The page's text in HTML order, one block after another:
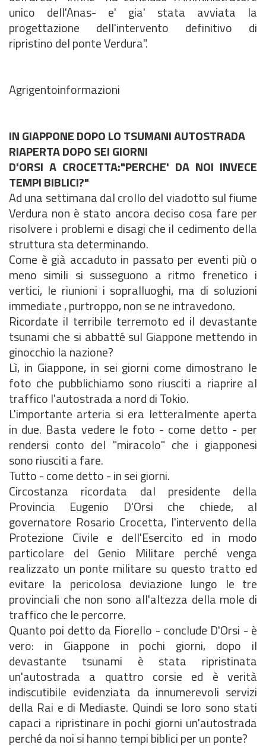
unico dell'Anas- e' gia' stata avviata la
progettazione dell'intervento definitivo di
ripristino del ponte Verdura".
Agrigentoinformazioni
IN GIAPPONE DOPO LO TSUMANI AUTOSTRADA
RIAPERTA DOPO SEI GIORNI
D'ORSI A CROCETTA:"PERCHE' DA NOI INVECE
TEMPI BIBLICI?"
Ad una settimana dal crollo del viadotto sul fiume
Verdura non è stato ancora deciso cosa fare per
risolvere i problemi e disagi che il cedimento della
struttura sta determinando.
Come è già accaduto in passato per eventi più o
meno simili si susseguono a ritmo frenetico i
vertici, le riunioni i sopralluoghi, ma di soluzioni
immediate , purtroppo, non se ne intravedono.
Ricordate il terribile terremoto ed il devastante
tsunami che si abbatté sul Giappone mettendo in
ginocchio la nazione?
Lì, in Giappone, in sei giorni come dimostrano le
foto che pubblichiamo sono riusciti a riaprire al
traffico l'autostrada a nord di Tokio.
L'importante arteria si era letteralmente aperta
in due. Basta vedere le foto - come detto - per
rendersi conto del "miracolo" che i giapponesi
sono riusciti a fare.
Tutto - come detto - in sei giorni.
Circostanza ricordata dal presidente della
Provincia Eugenio D'Orsi che chiede, al
governatore Rosario Crocetta, l'intervento della
Protezione Civile e dell'Esercito ed in modo
particolare del Genio Militare perché venga
realizzato un ponte militare su questo tratto ed
evitare la pericolosa deviazione lungo le tre
provinciali che non sono all'altezza della mole di
traffico che le percorre.
Quanto poi detto da Fiorello - conclude D'Orsi - è
vero: in Giappone in pochi giorni, dopo il
devastante tsunami è stata ripristinata
un'autostrada a quattro corsie ed è verità
indiscutibile evidenziata da innumerevoli servizi
della Rai e di Mediaste. Quindi se loro sono stati
capaci a ripristinare in pochi giorni un'autostrada
perché da noi si hanno tempi biblici per un ponte?